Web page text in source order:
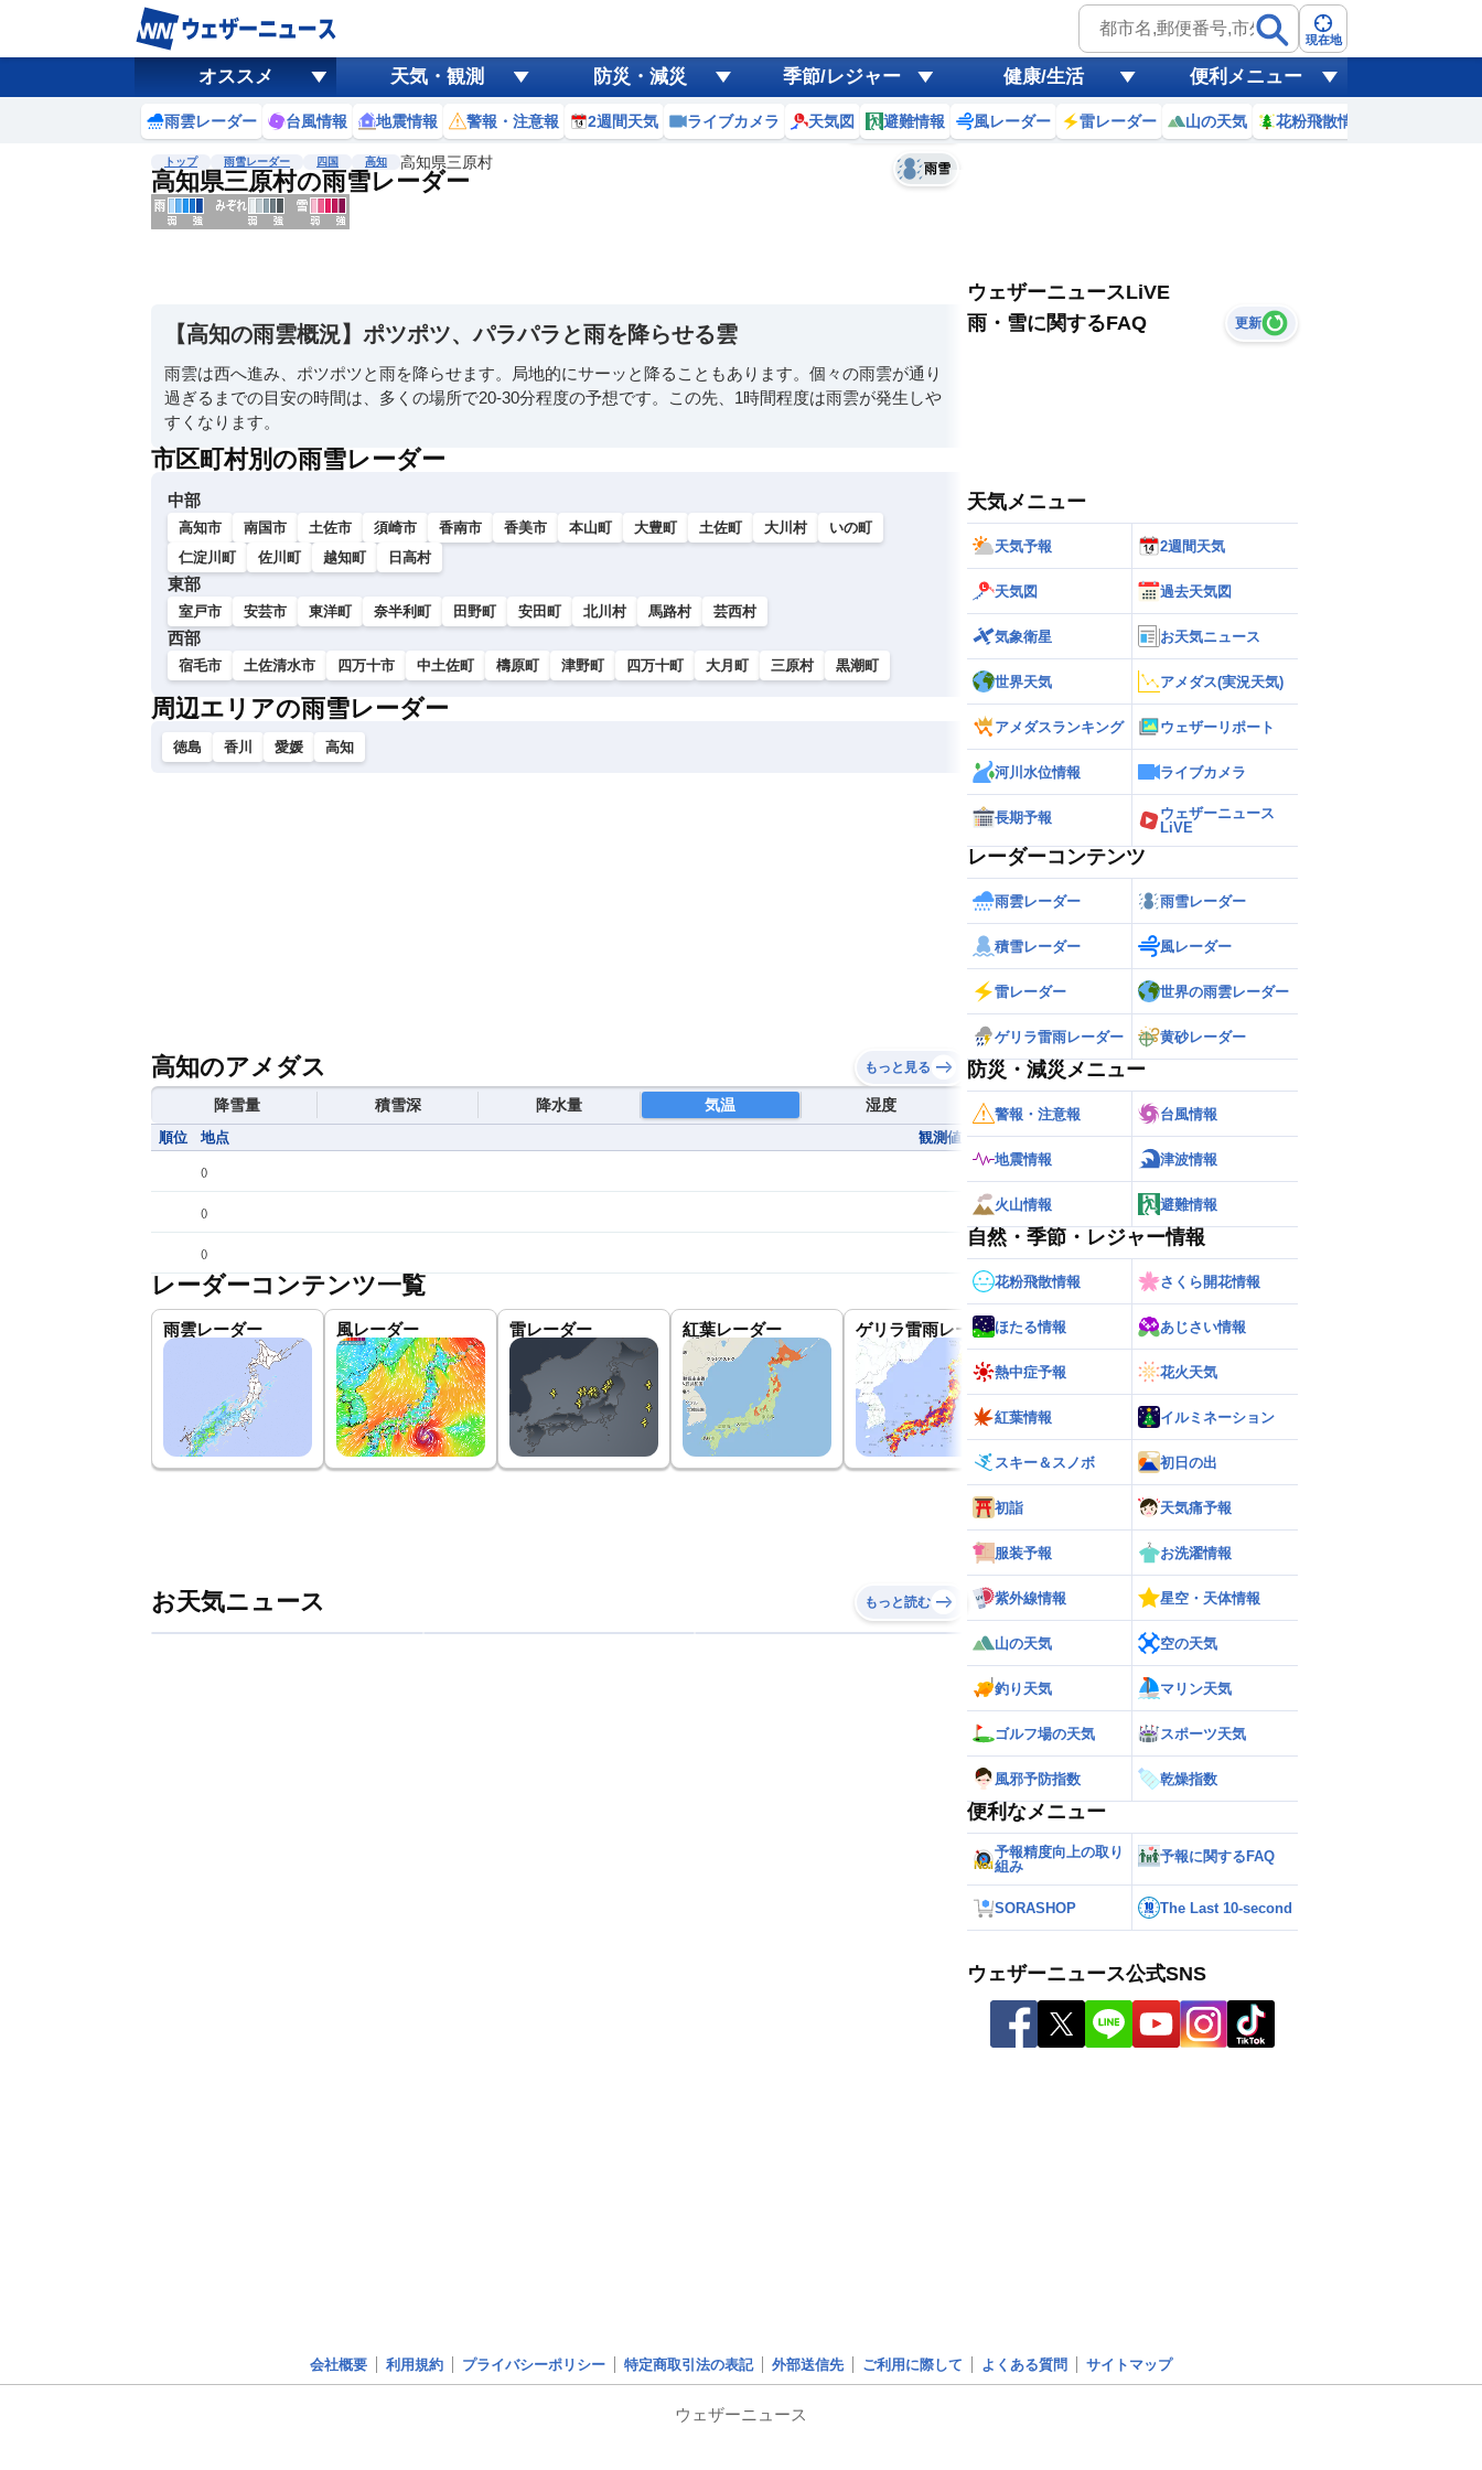
現在地
オススメ 天気・観測 防災・減災 季節/レジャー 健康/生活 便利メニュー
雨雲レーダー 台風情報 地震情報 警報・注意報 2週間天気 ライブカメラ 天気図 避難情報 風レーダー 雷レーダー 山の天気 花粉飛散情報
トップ 雨雪レーダー 四国 高知 高知県三原村
高知県三原村の雨雪レーダー 雨雪
予報士コメント
黄砂
天気 台風
【高知の雨雲概況】ポツポツ、パラパラと雨を降らせる雲
雨雲は西へ進み、ポツポツと雨を降らせます。局地的にサーッと降ることもあります。個々の雨雲が通り
過ぎるまでの目安の時間は、多くの場所で20-30分程度の予想です。この先、1時間程度は雨雲が発生しや
すくなります。
市区町村別の雨雪レーダー
中部
高知市 南国市 土佐市 須崎市 香南市 香美市 本山町 大豊町 土佐町 大川村
いの町
仁淀川町
佐川町 越知町 日高村
東部
室戸市 安芸市 東洋町 奈半利町 田野町 安田町 北川村 馬路村 芸西村
西部
宿毛市 土佐清水市 四万十市 中土佐町 檮原町 津野町 四万十町 大月町 三原村 黒潮町
周辺エリアの雨雪レーダー
徳島 香川 愛媛 高知
高知のアメダス もっと見る
降雪量 積雪深 降水量 気温 湿度
順位 地点 観測値
()
()
()
レーダーコンテンツ一覧
雨雲レーダー 風レーダー 雷レーダー 紅葉レーダー ゲリラ雷雨レーダー 世界の雨雲レーダー
お天気ニュース もっと読む
ウェザーニュースLiVE
雨・雪に関するFAQ
更新
天気メニュー
天気予報 2週間天気
天気図 過去天気図
気象衛星 お天気ニュース
世界天気 アメダス(実況天気)
アメダスランキング ウェザーリポート
河川水位情報 ライブカメラ
長期予報
ウェザーニュース
LiVE
レーダーコンテンツ
雨雲レーダー 雨雪レーダー
積雪レーダー 風レーダー
雷レーダー 世界の雨雲レーダー
ゲリラ雷雨レーダー 黄砂レーダー
防災・減災メニュー
警報・注意報 台風情報
地震情報 津波情報
火山情報 避難情報
自然・季節・レジャー情報
花粉飛散情報 さくら開花情報
ほたる情報 あじさい情報
熱中症予報 花火天気
紅葉情報 イルミネーション
スキー＆スノボ 初日の出
初詣 天気痛予報
服装予報 お洗濯情報
紫外線情報 星空・天体情報
山の天気 空の天気
釣り天気 マリン天気
ゴルフ場の天気 スポーツ天気
風邪予防指数 乾燥指数
便利なメニュー
予報精度向上の取り
組み
予報に関するFAQ
SORASHOP The Last 10-second
ウェザーニュース公式SNS
会社概要 利用規約 プライバシーポリシー 特定商取引法の表記 外部送信先 ご利用に際して よくある質問 サイトマップ
ウェザーニュース